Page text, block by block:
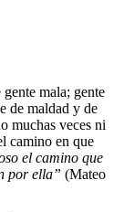
mala; gente
de maldad y de
muchas veces ni
camino en que
el camino que
por ella” (Mateo